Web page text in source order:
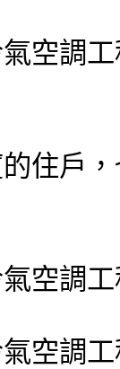
空調
住戶
空調
空調